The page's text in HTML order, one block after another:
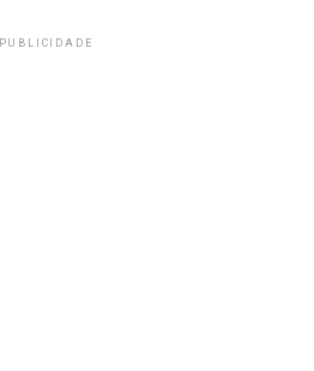
PUBLICIDADE